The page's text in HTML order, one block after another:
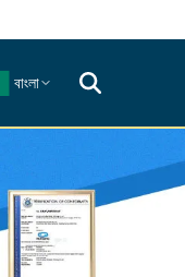
বাংলা